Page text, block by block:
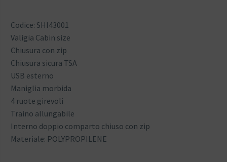
Codice: SHI43001
Valigia Cabin size
Chiusura con zip
Chiusura sicura TSA
USB esterno
Maniglia morbida
4 ruote girevoli
Traino allungabile
Interno doppio comparto chiuso con zip
Materiale: POLYPROPILENE